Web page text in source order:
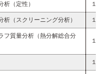
（定性） １
（スクリーニング分析） １
フ質量分析（熱分解総合分
１
１